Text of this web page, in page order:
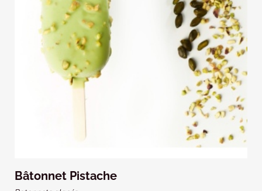
Bâtonnet Pistache